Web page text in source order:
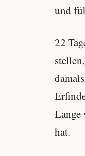
und
22
Lange
hat.